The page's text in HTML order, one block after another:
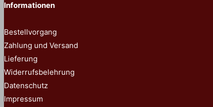
Informationen
Bestellvorgang
Zahlung und Versand
Lieferung
Widerrufsbelehrung
Datenschutz
Impressum